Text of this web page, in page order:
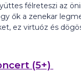
félreteszi az
ők a zenekar
ez virtuóz és
(5+)